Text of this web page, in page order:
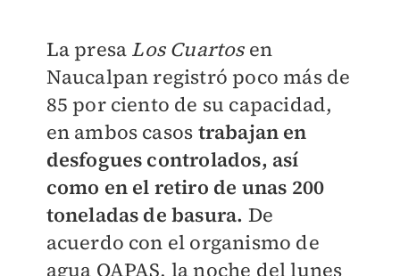
La presa Los Cuartosen
Naucalpan registró poco más de
85 por ciento de su capacidad,
en ambos casos trabajan en
desfogues controlados, así
como en el retiro de unas 200
toneladas de basura. De
acuerdo con el organismo de
agua OAPAS, la noche del lunes